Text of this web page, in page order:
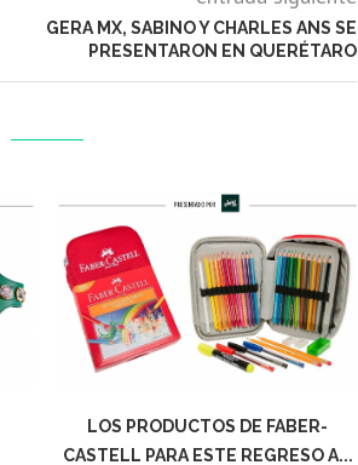
GERA MX, SABINO Y CHARLES ANS SE
PRESENTARON EN QUERÉTARO
LOS PRODUCTOS DE FABER-
CASTELL PARA ESTE REGRESO A...